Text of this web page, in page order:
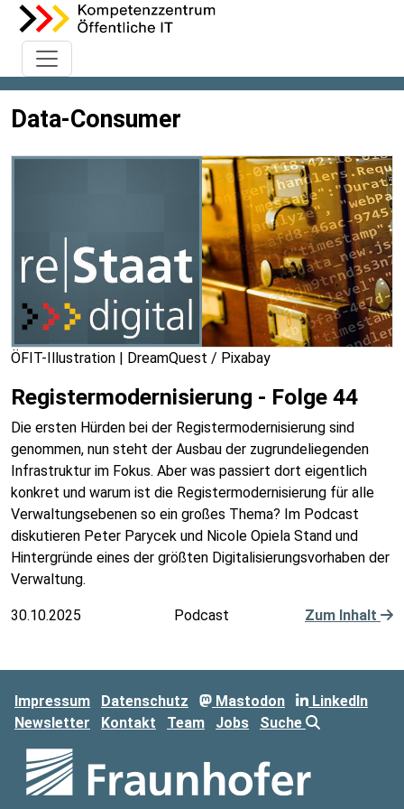
Data-Consumer
ÖFIT-Illustration | DreamQuest / Pixabay
Registermodernisierung - Folge 44
Die ersten Hürden bei der Registermodernisierung sind
genommen, nun steht der Ausbau der zugrundeliegenden
Infrastruktur im Fokus. Aber was passiert dort eigentlich
konkret und warum ist die Registermodernisierung für alle
Verwaltungsebenen so ein großes Thema? Im Podcast
diskutieren Peter Parycek und Nicole Opiela Stand und
Hintergründe eines der größten Digitalisierungsvorhaben der
Verwaltung.
30.10.2025 Podcast Zum Inhalt
Impressum Datenschutz Mastodon
LinkedIn
Newsletter
Kontakt Team Jobs Suche